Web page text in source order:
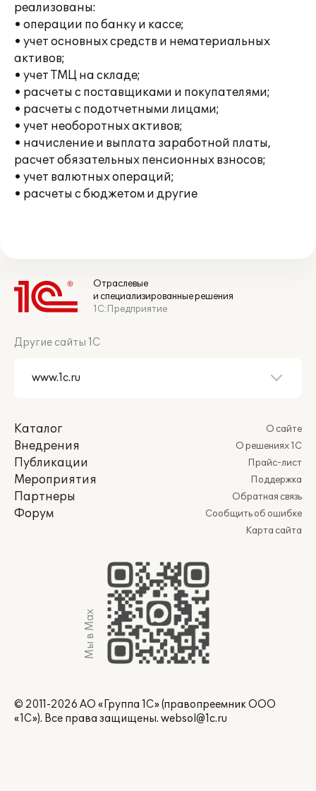
реализованы:
• операции по банку и кассе;
• учет основных средств и нематериальных
активов;
• учет ТМЦ на складе;
• расчеты с поставщиками и покупателями;
• расчеты с подотчетными лицами;
• учет необоротных активов;
• начисление и выплата заработной платы,
расчет обязательных пенсионных взносов;
• учет валютных операций;
• расчеты с бюджетом и другие
Отраслевые
и специализированные решения
1С:Предприятие
Другие сайты 1С
Каталог
Внедрения
Публикации
Мероприятия
Партнеры
Форум
О сайте
О решениях 1С
Прайс-лист
Поддержка
Обратная связь
Сообщить об ошибке
Карта сайта
Мы в Max
© 2011-2026 АО «Группа 1С» (правопреемник ООО
«1С»). Все права защищены. websol@1c.ru